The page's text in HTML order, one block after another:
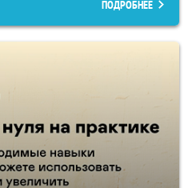
ПОДРОБНЕЕ